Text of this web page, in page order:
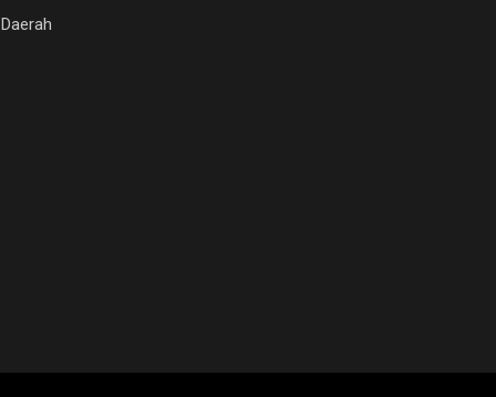
Daerah